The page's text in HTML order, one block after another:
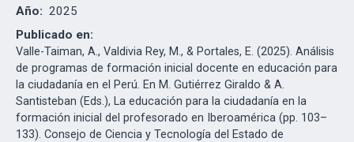
Año: 2025
Publicado en:
Valle-Taiman, A., Valdivia Rey, M., & Portales, E. (2025). Análisis
de programas de formación inicial docente en educación para
la ciudadanía en el Perú. En M. Gutiérrez Giraldo & A.
Santisteban (Eds.), La educación para la ciudadanía en la
formación inicial del profesorado en Iberoamérica (pp. 103–
133). Consejo de Ciencia y Tecnología del Estado de